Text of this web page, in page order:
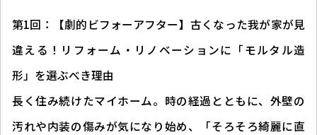
第1回：【劇的ビフォーアフター】古くなった我が家が見
違える！リフォーム・リノベーションに「モルタル造
形」を選ぶべき理由
長く住み続けたマイホーム。時の経過とともに、外壁の
汚れや内装の傷みが気になり始め、「そろそろ綺麗に直